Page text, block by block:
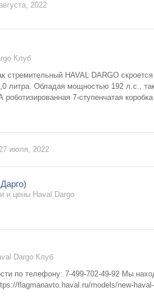
2022
Клуб
HAVAL DARGO
литра. Обладая мощностью 192 л.с.,
7-ступенчатая
27 июля, 2022
и цены Haval Dargo
Dargo Клуб
по телефону: 7-499-702-49-92 Мы
flagmanavto.haval.ru/models/new-